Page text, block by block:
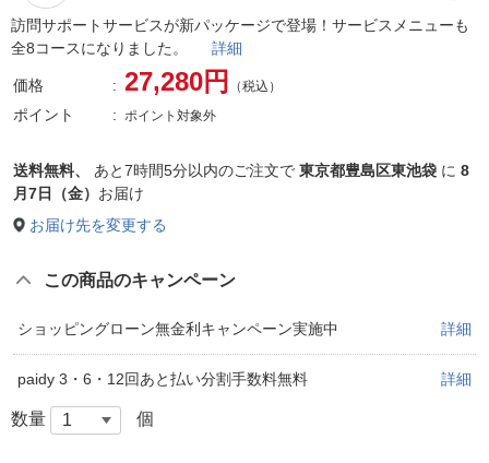
訪問サポートサービスが新パッケージで登場！サービスメニューも
全8コースになりました。 詳細
価格 27,280円 （税込）
ポイント ポイント対象外
送料無料、 あと7時間5分以内のご注文で 東京都豊島区東池袋 に 8
月7日（金） お届け
お届け先を変更する
この商品のキャンペーン
ショッピングローン無金利キャンペーン実施中 詳細
paidy 3・6・12回あと払い分割手数料無料 詳細
数量 個